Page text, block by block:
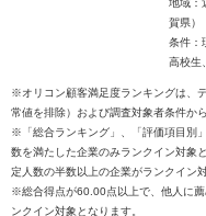
地域：
賀県）
条件：
高校生
※オリコン顧客満足度ランキングは、
常値を排除）および調査対象者条件か
※「総合ランキング」、「評価項目別
数を満たした企業のみランクイン対象
定人数の半数以上の企業がランクイン
※総合得点が60.00点以上で、他人に
ンクイン対象となります。